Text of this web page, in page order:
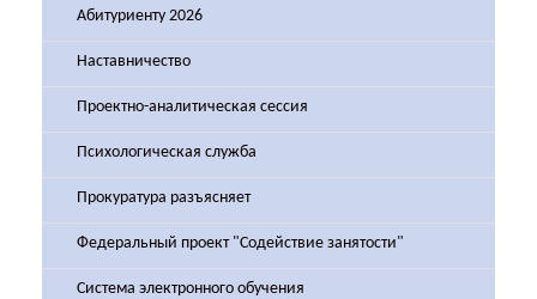
Абитуриенту 2026
Наставничество
Проектно-аналитическая сессия
Психологическая служба
Прокуратура разъясняет
Федеральный проект "Содействие занятости"
Система электронного обучения